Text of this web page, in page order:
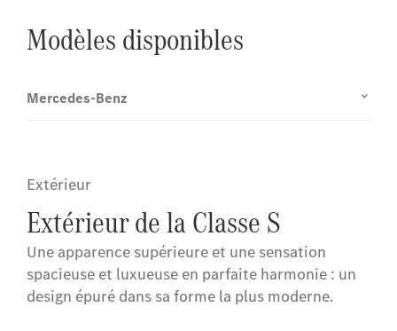
Modèles disponibles
Mercedes-Benz
Extérieur
Extérieur de la Classe S
Une apparence supérieure et une sensation
spacieuse et luxueuse en parfaite harmonie : un
design épuré dans sa forme la plus moderne.